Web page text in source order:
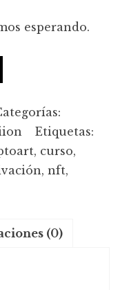
esperando.
Etiquetas:
, curso,
, nft,
(0)